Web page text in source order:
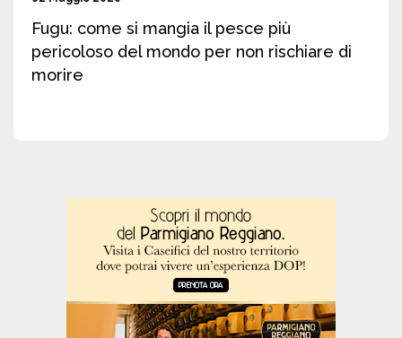
Fugu: come si mangia il pesce più
pericoloso del mondo per non rischiare di
morire